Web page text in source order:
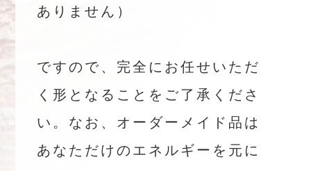
ありません）
ですので、完全にお任せいただ
く形となることをご了承くださ
い。なお、オーダーメイド品は
あなただけのエネルギーを元に